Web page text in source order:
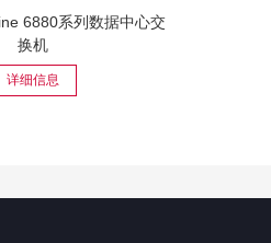
6880系列数据中心交
换机
详细信息